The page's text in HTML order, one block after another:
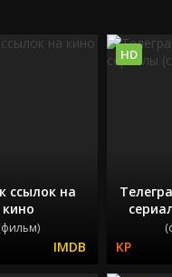
ссылок на
кино
HD